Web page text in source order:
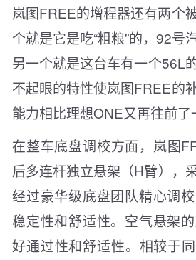
岚图FREE的增程器还有两个
个就是它是吃“粗粮”的，92号
另一个就是这台车有一个56L
不起眼的特性使岚图FREE的
能力相比理想ONE又再往前了
在整车底盘调校方面，岚图
后多连杆独立悬架（H臂），
经过豪华级底盘团队精心调
稳定性和舒适性。空气悬架
好通过性和舒适性。相较于